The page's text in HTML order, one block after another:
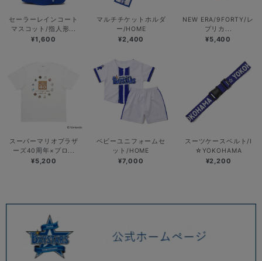
セーラーレインコート
マスコット/指人形...
¥1,600
マルチチケットホルダ
ー/HOME
¥2,400
NEW ERA/9FORTY/レ
プリカ...
¥5,400
スーパーマリオブラザ
ーズ40周年×プロ...
¥5,200
ベビーユニフォームセ
ット/HOME
¥7,000
スーツケースベルト/I
☆YOKOHAMA
¥2,200